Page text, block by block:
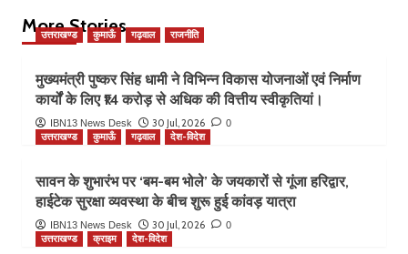
More Stories
उत्तराखण्ड कुमाऊँ गढ़वाल राजनीति
मुख्यमंत्री पुष्कर सिंह धामी ने विभिन्न विकास योजनाओं एवं निर्माण
कार्यों के लिए ₹14 करोड़ से अधिक की वित्तीय स्वीकृतियां।
IBN13 News Desk 30 Jul, 2026 0
उत्तराखण्ड कुमाऊँ गढ़वाल देश-विदेश
सावन के शुभारंभ पर ‘बम-बम भोले’ के जयकारों से गूंजा हरिद्वार,
हाईटेक सुरक्षा व्यवस्था के बीच शुरू हुई कांवड़ यात्रा
IBN13 News Desk 30 Jul, 2026 0
उत्तराखण्ड क्राइम देश-विदेश